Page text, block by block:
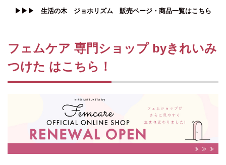
▶▶▶ 生活の木 ジョホリズム 販売ページ・商品一覧はこちら
フェムケア 専門ショップ byきれいみ
つけた はこちら！